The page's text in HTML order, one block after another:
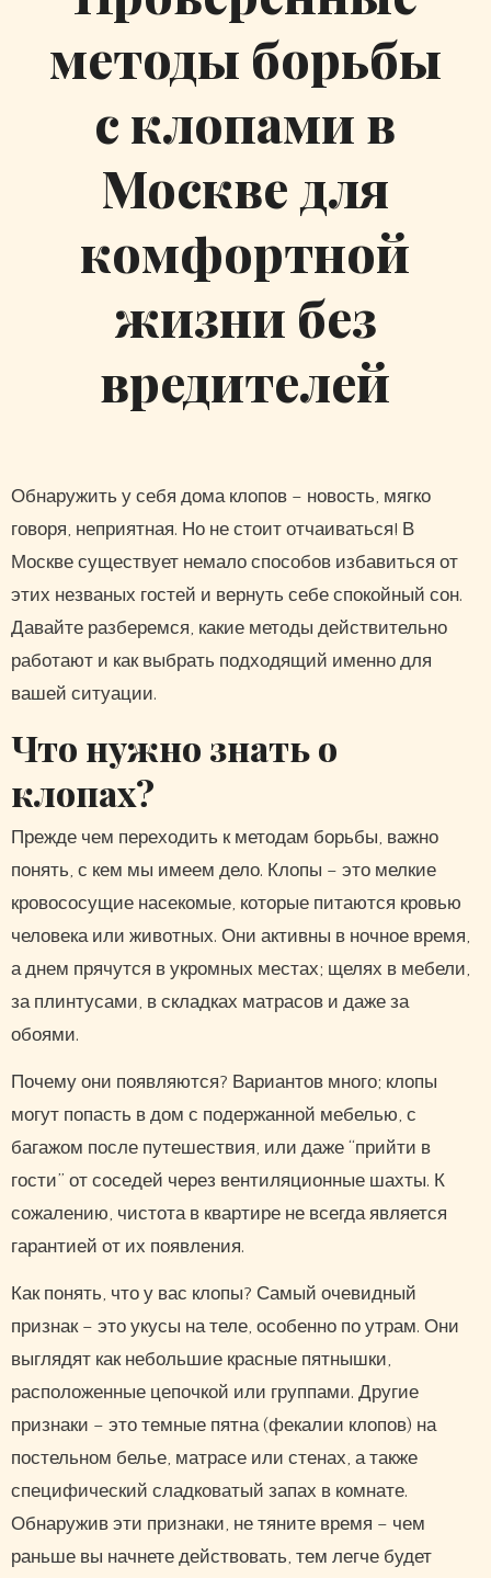
методы борьбы
с клопами в
Москве для
комфортной
жизни без
вредителей
Обнаружить у себя дома клопов – новость, мягко
говоря, неприятная. Но не стоит отчаиваться! В
Москве существует немало способов избавиться от
этих незваных гостей и вернуть себе спокойный сон.
Давайте разберемся, какие методы действительно
работают и как выбрать подходящий именно для
вашей ситуации.
Что нужно знать о
клопах?
Прежде чем переходить к методам борьбы, важно
понять, с кем мы имеем дело. Клопы – это мелкие
кровососущие насекомые, которые питаются кровью
человека или животных. Они активны в ночное время,
а днем прячутся в укромных местах; щелях в мебели,
за плинтусами, в складках матрасов и даже за
обоями.
Почему они появляются? Вариантов много; клопы
могут попасть в дом с подержанной мебелью, с
багажом после путешествия, или даже “прийти в
гости” от соседей через вентиляционные шахты. К
сожалению, чистота в квартире не всегда является
гарантией от их появления.
Как понять, что у вас клопы? Самый очевидный
признак – это укусы на теле, особенно по утрам. Они
выглядят как небольшие красные пятнышки,
расположенные цепочкой или группами. Другие
признаки – это темные пятна (фекалии клопов) на
постельном белье, матрасе или стенах, а также
специфический сладковатый запах в комнате.
Обнаружив эти признаки, не тяните время – чем
раньше вы начнете действовать, тем легче будет